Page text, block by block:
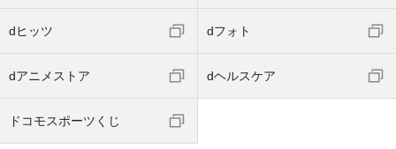
dヒッツ dフォト
dアニメストア dヘルスケア
ドコモスポーツくじ